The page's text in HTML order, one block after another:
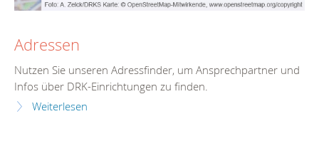
Adressen
Nutzen Sie unseren Adressfinder, um Ansprechpartner und
Infos über DRK-Einrichtungen zu finden.
Weiterlesen